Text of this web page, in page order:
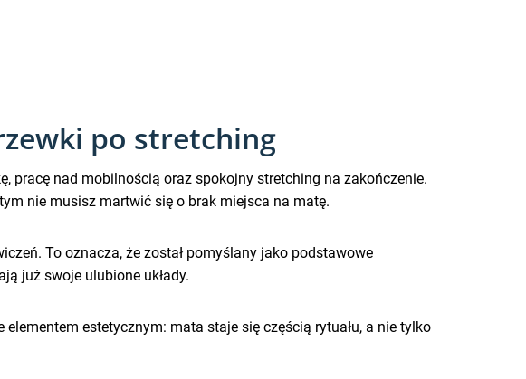
po stretching
pracę nad mobilnością oraz spokojny stretching na zakończenie.
nie musisz martwić się o brak miejsca na matę.
To oznacza, że został pomyślany jako podstawowe
już swoje ulubione układy.
estetycznym: mata staje się częścią rytuału, a nie tylko